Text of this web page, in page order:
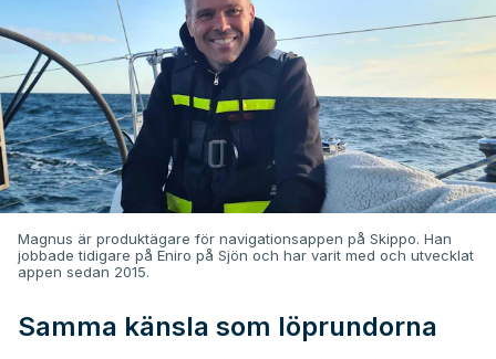
Magnus är produktägare för navigationsappen på Skippo. Han
jobbade tidigare på Eniro på Sjön och har varit med och utvecklat
appen sedan 2015.
Samma känsla som löprundorna